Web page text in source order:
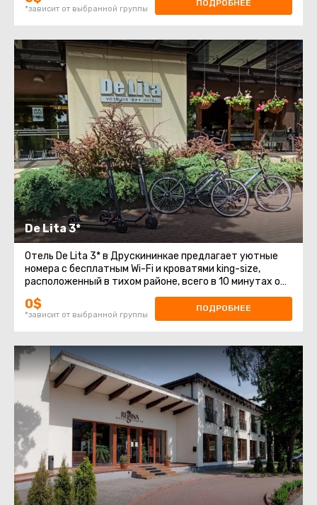
природы и близко к курортным развлечениям.
*зависит от выбранной группы
ПОДРОБНЕЕ
De Lita 3*
Отель De Lita 3* в Друскининкае предлагает уютные
номера с бесплатным Wi-Fi и кроватями king-size,
расположенный в тихом районе, всего в 10 минутах от
центра города. В отеле есть ресторан, спа-процедуры
и бесплатная парковка. Отличный выбор для
комфортного отдыха.
0$
*зависит от выбранной группы
ПОДРОБНЕЕ